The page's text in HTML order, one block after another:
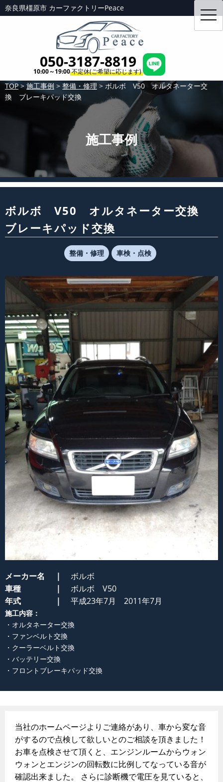
奈良県橿原市 カーファクトリーPeace
050-3187-8819
10:00～19:00不定休(ご希望に応じます)
TOP> 施工事例 > 整備・修理 > ボルボ V50 オルタネーター交
換 ブレーキパッド交換
施工事例
ボルボ V50 オルタネーター交換
ブレーキパッド交換
整備・修理 車検・点検
メーカー名
ボルボ
車種
ボルボ V50
年式
平成23年7月 2011年7月
施工内容：
・オルタネーター交換
・ファンベルト交換
・クーラーベルト交換
・バッテリー交換
・フロントブレーキパッド交換
当社のホームページよりご連絡があり、車から変な音
がするので点検して欲しいとのご相談を頂きました！
お車を点検させて頂くと、エンジンルームからウォン
ウォンとエンジンの回転数に比例してなっている音が
確認出来ました。 さらに診断機で電圧を見ていると、